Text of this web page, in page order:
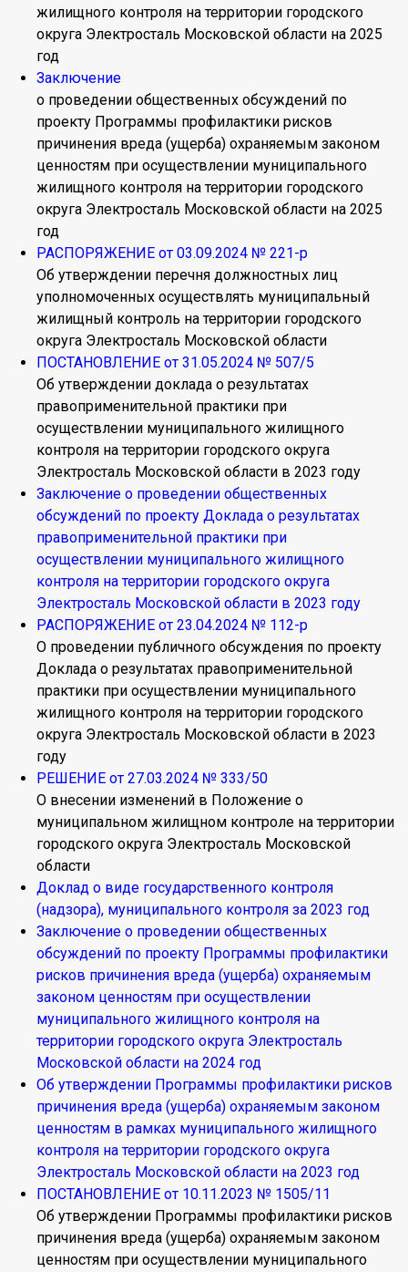
жилищного контроля на территории городского
округа Электросталь Московской области на 2025
год
Заключение
о проведении общественных обсуждений по
проекту Программы профилактики рисков
причинения вреда (ущерба) охраняемым законом
ценностям при осуществлении муниципального
жилищного контроля на территории городского
округа Электросталь Московской области на 2025
год
РАСПОРЯЖЕНИЕ от 03.09.2024 № 221-р
Об утверждении перечня должностных лиц
уполномоченных осуществлять муниципальный
жилищный контроль на территории городского
округа Электросталь Московской области
ПОСТАНОВЛЕНИЕ от 31.05.2024 № 507/5
Об утверждении доклада о результатах
правоприменительной практики при
осуществлении муниципального жилищного
контроля на территории городского округа
Электросталь Московской области в 2023 году
Заключение о проведении общественных
обсуждений по проекту Доклада о результатах
правоприменительной практики при
осуществлении муниципального жилищного
контроля на территории городского округа
Электросталь Московской области в 2023 году
РАСПОРЯЖЕНИЕ от 23.04.2024 № 112-р
О проведении публичного обсуждения по проекту
Доклада о результатах правоприменительной
практики при осуществлении муниципального
жилищного контроля на территории городского
округа Электросталь Московской области в 2023
году
РЕШЕНИЕ от 27.03.2024 № 333/50
О внесении изменений в Положение о
муниципальном жилищном контроле на территории
городского округа Электросталь Московской
области
Доклад о виде государственного контроля
(надзора), муниципального контроля за 2023 год
Заключение о проведении общественных
обсуждений по проекту Программы профилактики
рисков причинения вреда (ущерба) охраняемым
законом ценностям при осуществлении
муниципального жилищного контроля на
территории городского округа Электросталь
Московской области на 2024 год
Об утверждении Программы профилактики рисков
причинения вреда (ущерба) охраняемым законом
ценностям в рамках муниципального жилищного
контроля на территории городского округа
Электросталь Московской области на 2023 год
ПОСТАНОВЛЕНИЕ от 10.11.2023 № 1505/11
Об утверждении Программы профилактики рисков
причинения вреда (ущерба) охраняемым законом
ценностям при осуществлении муниципального